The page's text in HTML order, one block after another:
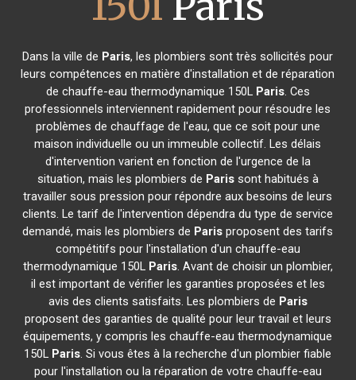
Dans la ville de Paris, les plombiers sont très sollicités pour
leurs compétences en matière d'installation et de réparation
de chauffe-eau thermodynamique 150L Paris. Ces
professionnels interviennent rapidement pour résoudre les
problèmes de chauffage de l'eau, que ce soit pour une
maison individuelle ou un immeuble collectif. Les délais
d'intervention varient en fonction de l'urgence de la
situation, mais les plombiers de Parissont habitués à
travailler sous pression pour répondre aux besoins de leurs
clients. Le tarif de l'intervention dépendra du type de service
demandé, mais les plombiers de Paris proposent des tarifs
compétitifs pour l'installation d'un chauffe-eau
thermodynamique 150L Paris. Avant de choisir un plombier,
il est important de vérifier les garanties proposées et les
avis des clients satisfaits. Les plombiers de Paris
proposent des garanties de qualité pour leur travail et leurs
équipements, y compris les chauffe-eau thermodynamique
150L Paris. Si vous êtes à la recherche d'un plombier fiable
pour l'installation ou la réparation de votre chauffe-eau